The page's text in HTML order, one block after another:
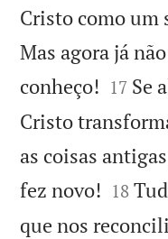
Cristo como um
Mas agora já
conheço! 

17 Se
Cristo
as coisas
fez novo! 

18
que nos